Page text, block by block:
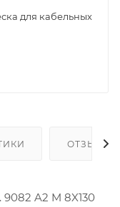
для кабельных
ОТЗЫВЫ
A2 M 8X130